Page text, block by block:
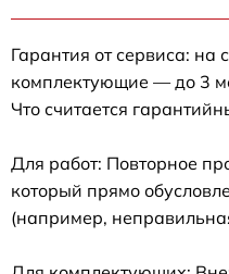
Гарантия от сервиса: на
комплектующие — до 3
Что считается
Для работ: Повторное
который прямо
(например,